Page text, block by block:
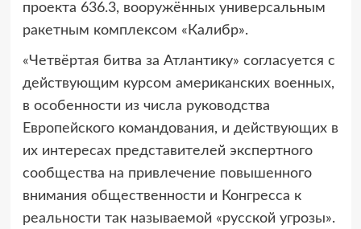
проекта 636.3, вооружённых универсальным
ракетным комплексом «Калибр».
«Четвёртая битва за Атлантику» согласуется с
действующим курсом американских военных,
в особенности из числа руководства
Европейского командования, и действующих в
их интересах представителей экспертного
сообщества на привлечение повышенного
внимания общественности и Конгресса к
реальности так называемой «русской угрозы».